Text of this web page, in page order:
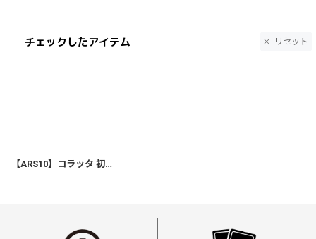
チェックしたアイテム リセット
【ARS10】コラッタ 初版（NoRaritySymbol）